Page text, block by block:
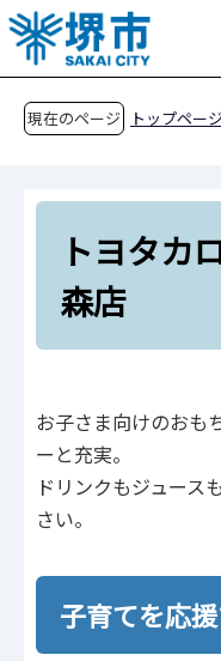
こ
の
ペ
現在のページ トップページ
その他安心
さかい子育
トヨタカ
森店
お子さま向けのおも
ーと充実。
ドリンクもジュース
さい。
子育てを応